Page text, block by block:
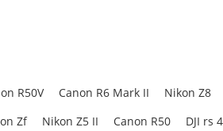
R50V Canon R6 Mark II Nikon Z8
Zf Nikon Z5 II Canon R50 DJI rs 4